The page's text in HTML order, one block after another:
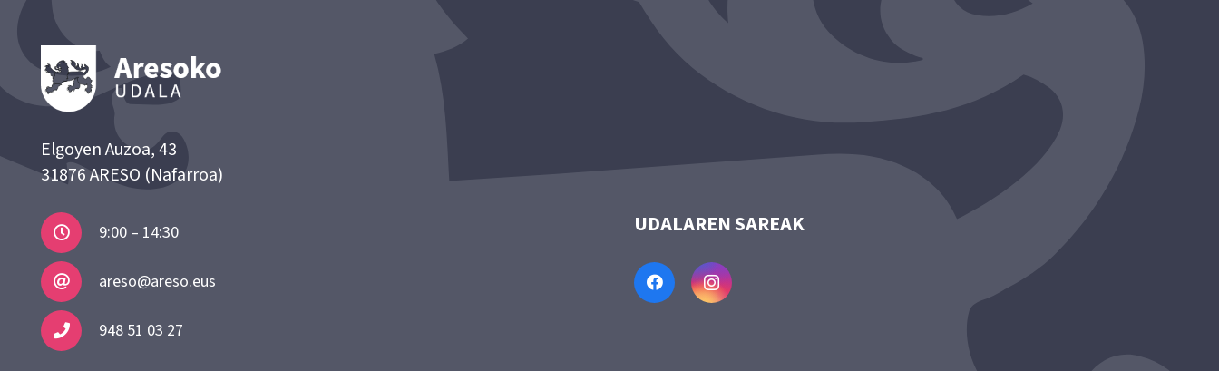
Elgoyen Auzoa, 43
31876 ARESO (Nafarroa)
9:00 – 14:30
areso@areso.eus
948 51 03 27
UDALAREN SAREAK